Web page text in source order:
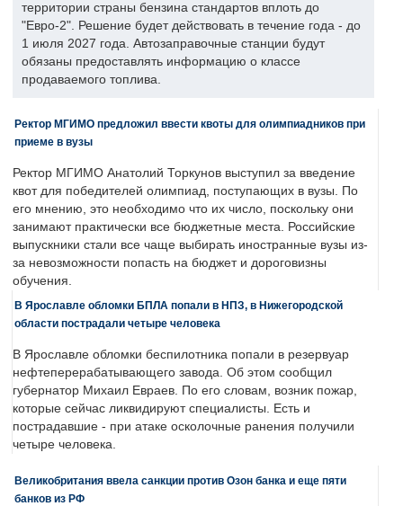
территории страны бензина стандартов вплоть до
"Евро-2". Решение будет действовать в течение года - до
1 июля 2027 года. Автозаправочные станции будут
обязаны предоставлять информацию о классе
продаваемого топлива.
Ректор МГИМО предложил ввести квоты для олимпиадников при
приеме в вузы
Ректор МГИМО Анатолий Торкунов выступил за введение
квот для победителей олимпиад, поступающих в вузы. По
его мнению, это необходимо что их число, поскольку они
занимают практически все бюджетные места. Российские
выпускники стали все чаще выбирать иностранные вузы из-
за невозможности попасть на бюджет и дороговизны
обучения.
В Ярославле обломки БПЛА попали в НПЗ, в Нижегородской
области пострадали четыре человека
В Ярославле обломки беспилотника попали в резервуар
нефтеперерабатывающего завода. Об этом сообщил
губернатор Михаил Евраев. По его словам, возник пожар,
которые сейчас ликвидируют специалисты. Есть и
пострадавшие - при атаке осколочные ранения получили
четыре человека.
Великобритания ввела санкции против Озон банка и еще пяти
банков из РФ